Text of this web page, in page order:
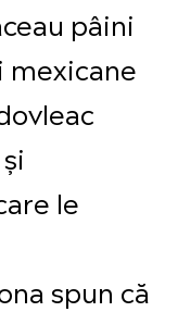
pâini
le
spun că